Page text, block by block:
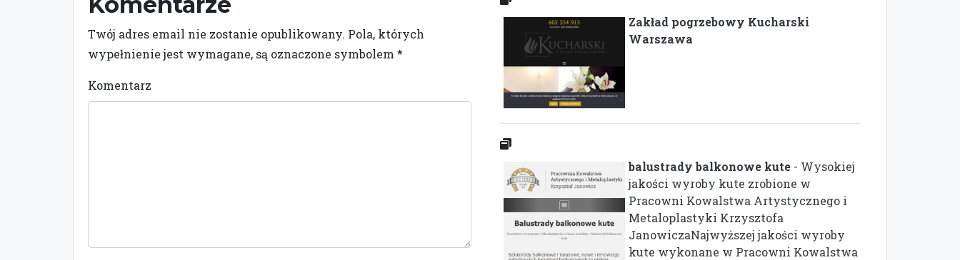
Twój adres email nie zostanie opublikowany. Pola, których
wypełnienie jest wymagane, są oznaczone symbolem *
Komentarz
Zakład pogrzebowy Kucharski
Warszawa
balustrady balkonowe kute - Wysokiej
jakości wyroby kute zrobione w
Pracowni Kowalstwa Artystycznego i
Metaloplastyki Krzysztofa
JanowiczaNajwyższej jakości wyroby
kute wykonane w Pracowni Kowalstwa